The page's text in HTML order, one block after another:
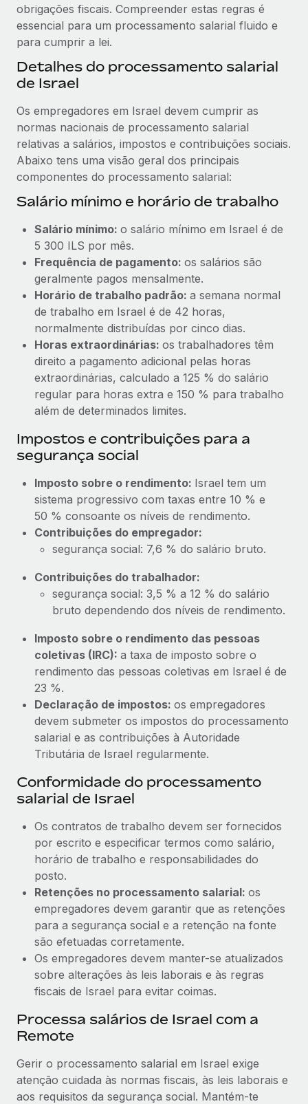
obrigações fiscais. Compreender estas regras é
essencial para um processamento salarial fluido e
para cumprir a lei.
Detalhes do processamento salarial
de Israel
Os empregadores em Israel devem cumprir as
normas nacionais de processamento salarial
relativas a salários, impostos e contribuições sociais.
Abaixo tens uma visão geral dos principais
componentes do processamento salarial:
Salário mínimo e horário de trabalho
Salário mínimo: o salário mínimo em Israel é de
5 300 ILS por mês.
Frequência de pagamento: os salários são
geralmente pagos mensalmente.
Horário de trabalho padrão: a semana normal
de trabalho em Israel é de 42 horas,
normalmente distribuídas por cinco dias.
Horas extraordinárias: os trabalhadores têm
direito a pagamento adicional pelas horas
extraordinárias, calculado a 125 % do salário
regular para horas extra e 150 % para trabalho
além de determinados limites.
Impostos e contribuições para a
segurança social
Imposto sobre o rendimento: Israel tem um
sistema progressivo com taxas entre 10 % e
50 % consoante os níveis de rendimento.
Contribuições do empregador:
segurança social: 7,6 % do salário bruto.
Contribuições do trabalhador:
segurança social: 3,5 % a 12 % do salário
bruto dependendo dos níveis de rendimento.
Imposto sobre o rendimento das pessoas
coletivas (IRC): a taxa de imposto sobre o
rendimento das pessoas coletivas em Israel é de
23 %.
Declaração de impostos: os empregadores
devem submeter os impostos do processamento
salarial e as contribuições à Autoridade
Tributária de Israel regularmente.
Conformidade do processamento
salarial de Israel
Os contratos de trabalho devem ser fornecidos
por escrito e especificar termos como salário,
horário de trabalho e responsabilidades do
posto.
Retenções no processamento salarial: os
empregadores devem garantir que as retenções
para a segurança social e a retenção na fonte
são efetuadas corretamente.
Os empregadores devem manter-se atualizados
sobre alterações às leis laborais e às regras
fiscais de Israel para evitar coimas.
Processa salários de Israel com a
Remote
Gerir o processamento salarial em Israel exige
atenção cuidada às normas fiscais, às leis laborais e
aos requisitos da segurança social. Mantém-te